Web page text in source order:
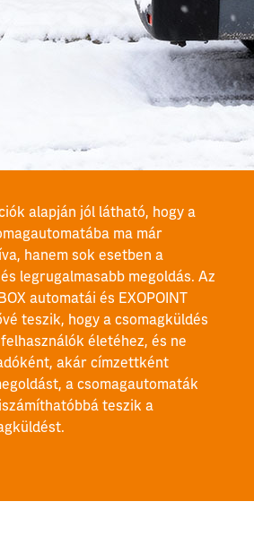
alapján jól látható, hogy a
ma már
hanem sok esetben a
legrugalmasabb megoldás. Az
automatái és EXOPOINT
teszik, hogy a csomagküldés
életéhez, és ne
akár címzettként
a csomagautomaták
teszik a